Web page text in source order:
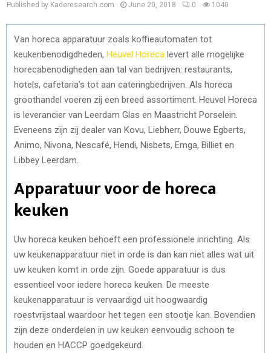
Published by Kaderesearch.com June 20, 2018 0 1040
Van horeca apparatuur zoals koffieautomaten tot
keukenbenodigdheden, Heuvel Horeca levert alle mogelijke
horecabenodigheden aan tal van bedrijven: restaurants,
hotels, cafetaria’s tot aan cateringbedrijven. Als horeca
groothandel voeren zij een breed assortiment. Heuvel Horeca
is leverancier van Leerdam Glas en Maastricht Porselein.
Eveneens zijn zij dealer van Kovu, Liebherr, Douwe Egberts,
Animo, Nivona, Nescafé, Hendi, Nisbets, Emga, Billiet en
Libbey Leerdam.
Apparatuur voor de horeca
keuken
Uw horeca keuken behoeft een professionele inrichting. Als
uw keukenapparatuur niet in orde is dan kan niet alles wat uit
uw keuken komt in orde zijn. Goede apparatuur is dus
essentieel voor iedere horeca keuken. De meeste
keukenapparatuur is vervaardigd uit hoogwaardig
roestvrijstaal waardoor het tegen een stootje kan. Bovendien
zijn deze onderdelen in uw keuken eenvoudig schoon te
houden en HACCP goedgekeurd.